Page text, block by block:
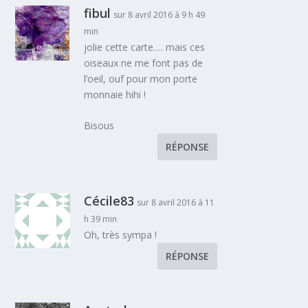
fibul sur 8 avril 2016 à 9 h 49
min
jolie cette carte…. mais ces
oiseaux ne me font pas de
l’oeil, ouf pour mon porte
monnaie hihi !
Bisous
RÉPONSE
Cécile83 sur 8 avril 2016 à 11
h 39 min
Oh, très sympa !
RÉPONSE